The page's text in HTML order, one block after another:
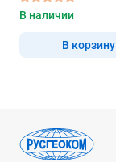
В наличии
В корзину